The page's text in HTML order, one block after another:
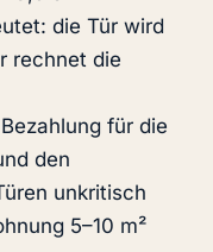
die Tür wird
rechnet die
für die
den
unkritisch
5–10 m²